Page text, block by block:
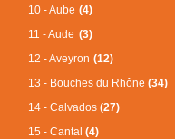
10 - Aube(4)
11 - Aude(3)
12 - Aveyron(12)
13 - Bouches du Rhône(34)
14 - Calvados(27)
15 - Cantal(4)